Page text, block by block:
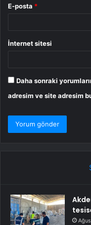
E-posta *
İnternet sitesi
Daha sonraki
adresim ve site adresim